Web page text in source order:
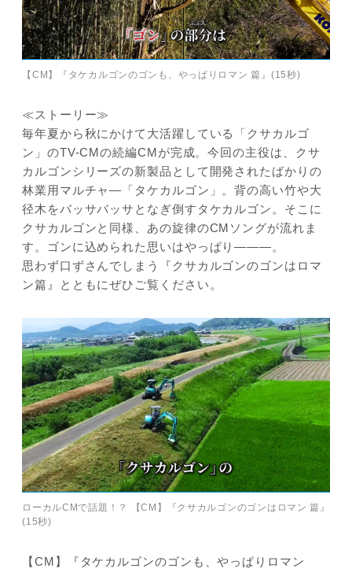
【CM】『タケカルゴンのゴンも、やっぱりロマン 篇』(15秒)
≪ストーリー≫
毎年夏から秋にかけて大活躍している「クサカルゴ
ン」のTV-CMの続編CMが完成。今回の主役は、クサ
カルゴンシリーズの新製品として開発されたばかりの
林業用マルチャ―「タケカルゴン」。背の高い竹や大
径木をバッサバッサとなぎ倒すタケカルゴン。そこに
クサカルゴンと同様、あの旋律のCMソングが流れま
す。ゴンに込められた思いはやっぱり―――。
思わず口ずさんでしまう『クサカルゴンのゴンはロマ
ン篇』とともにぜひご覧ください。
ローカルCMで話題！？ 【CM】『クサカルゴンのゴンはロマン 篇』
(15秒)
【CM】『タケカルゴンのゴンも、やっぱりロマン